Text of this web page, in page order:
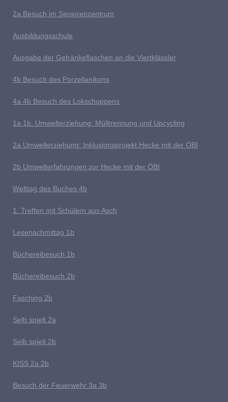
2a Besuch im Seniorenzentrum
Ausbildungsschule
Ausgabe der Getränkeflaschen an die Viertklässler
4b Besuch des Porzellanikons
4a 4b Besuch des Lokschuppens
1 a 1b: Umwelterziehung: Mülltrennung und Upcycling
2a Umwelterziehung: Inklusionsprojekt Hecke mit der ÖBI
2b Umwelterfahrungen zur Hecke mit der ÖBI
Welttag des Buches 4b
1 . Treffen mit Schülern aus Asch
Lesenachmittag 1b
Büchereibesuch 1b
Büchereibesuch 2b
Fasching 2b
Selb spielt 2a
Selb spielt 2b
KISS 2a 2b
Besuch der Feuerwehr 3a 3b